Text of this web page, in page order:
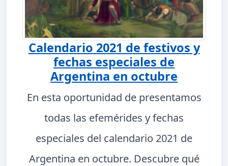
Calendario 2021 de festivos y
fechas especiales de
Argentina en octubre
En esta oportunidad de presentamos
todas las efemérides y fechas
especiales del calendario 2021 de
Argentina en octubre. Descubre qué